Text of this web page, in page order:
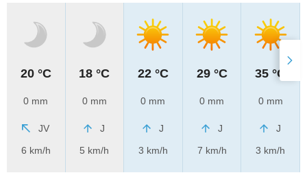
20 °C
0 mm
JV
6 km/h
18 °C
0 mm
J
5 km/h
22 °C
0 mm
J
3 km/h
29 °C
0 mm
J
7 km/h
35 °C
0 mm
J
3 km/h